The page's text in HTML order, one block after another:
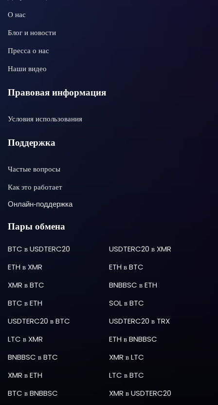
О нас
Блог и новости
Пресса о нас
Наши видео
Правовая информация
Условия использования
Поддержка
Частые вопросы
Как это работает
Онлайн-поддержка
Пары обмена
BTC вUSDTERC20 USDTERC20 в XMR
ETH в XMR ETH вBTC
XMR вBTC BNBBSC вETH
BTC вETH SOLвBTC
USDTERC20 вBTC USDTERC20 в TRX
LTC в XMR ETH вBNBBSC
BNBBSC вBTC XMR вLTC
XMR вETH LTC вBTC
BTC вBNBBSC XMR вUSDTERC20